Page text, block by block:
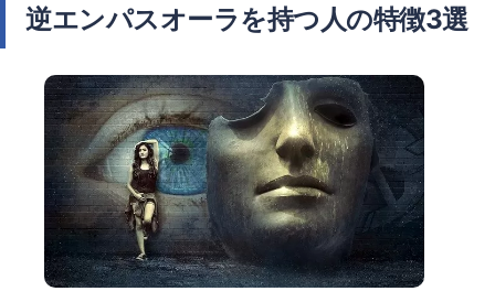
逆エンパスオーラを持つ人の特徴3選